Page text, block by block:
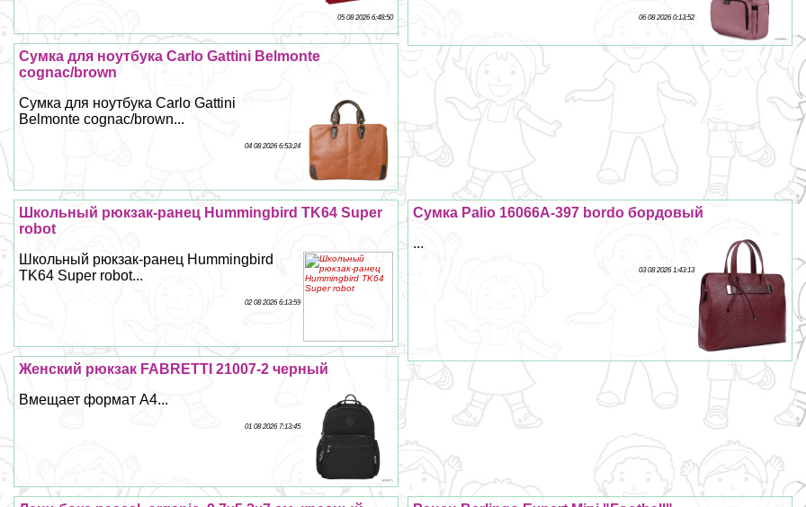
06 08 2026 0:13:52
05 08 2026 6:48:50
Сумка для ноутбука Carlo Gattini Belmonte
cognac/brown
Сумка для ноутбука Carlo Gattini
Belmonte cognac/brown...
04 08 2026 6:53:24
Сумка Palio 16066A-397 bordo бордовый
...
03 08 2026 1:43:13
Школьный рюкзак-ранец Hummingbird TK64 Super
robot
Школьный рюкзак-ранец Hummingbird
TK64 Super robot...
02 08 2026 6:13:59
Женский рюкзак FABRETTI 21007-2 черный
Вмещает формат А4...
01 08 2026 7:13:45